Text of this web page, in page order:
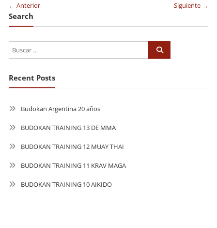
entradas
← Anterior Siguiente →
Search
Recent Posts
Budokan Argentina 20 años
BUDOKAN TRAINING 13 DE MMA
BUDOKAN TRAINING 12 MUAY THAI
BUDOKAN TRAINING 11 KRAV MAGA
BUDOKAN TRAINING 10 AIKIDO